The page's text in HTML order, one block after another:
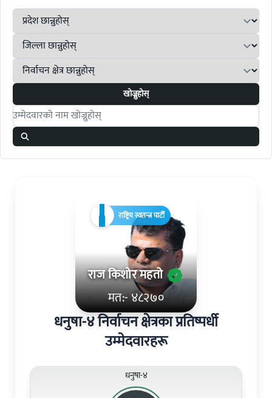
खोज्नुहोस्
Search candidates
राज किशोर महतो
मत:- ४८२७०
राष्ट्रिय स्वतन्त्र पार्टी
धनुषा-४ निर्वाचन क्षेत्रका प्रतिष्पर्धी
उम्मेदवारहरू
धनुषा-४